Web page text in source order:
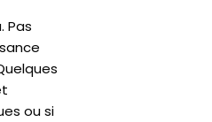
Pas
ou si